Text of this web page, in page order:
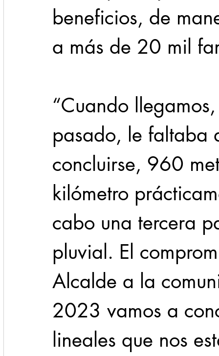
beneficios, de
a más de 20 mil
“Cuando
pasado, le
concluirse, 960
kilómetro
cabo una tercera
pluvial. El
Alcalde a la
2023 vamos a
lineales que nos